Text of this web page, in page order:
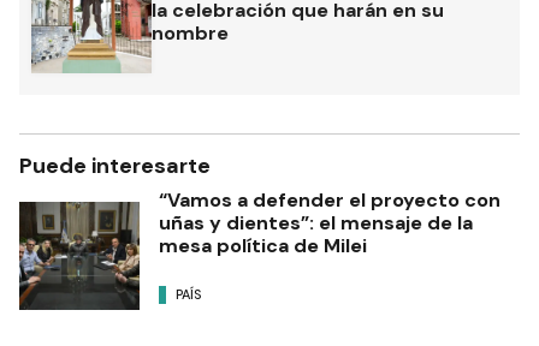
la celebración que harán en su
nombre
Puede interesarte
“Vamos a defender el proyecto con
uñas y dientes”: el mensaje de la
mesa política de Milei
PAÍS